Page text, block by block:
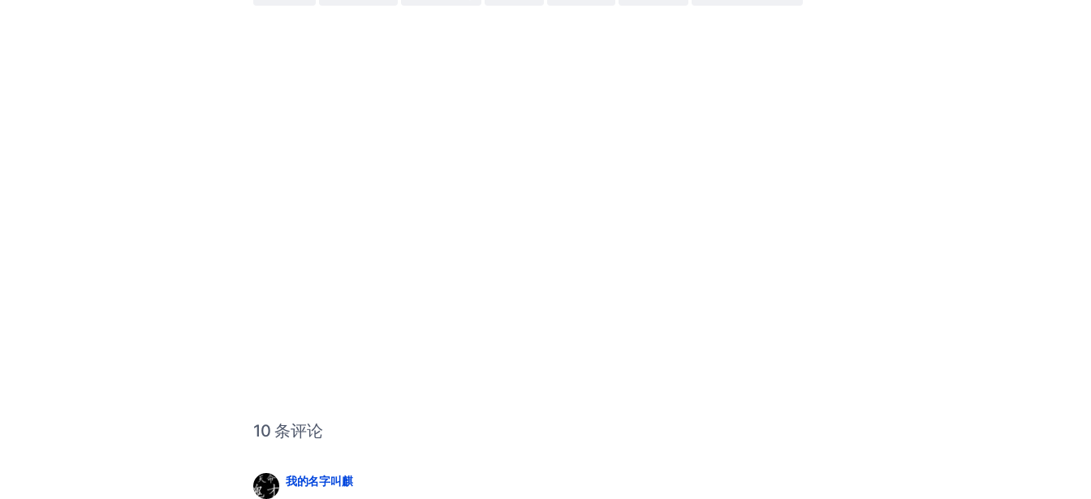
10 条评论
我的名字叫麒